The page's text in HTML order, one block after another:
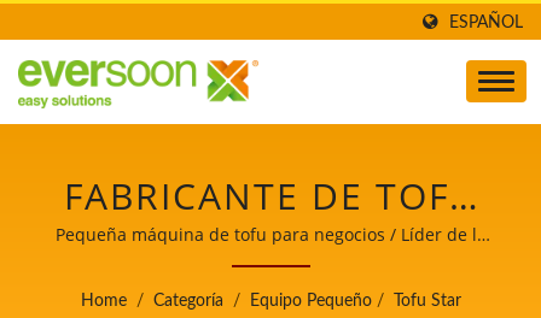
ESPAÑOL
FABRICANTE DE TOFU
FÁCIL, MÁQUINA DE
TOFU FRITO,
Pequeña máquina de tofu para negocios / Líder de la
maquinaria automática para la fabricación de tofu y
leche de soya con máxima prioridad en la seguridad
Home / Categoría / Equipo Pequeño / Tofu Star